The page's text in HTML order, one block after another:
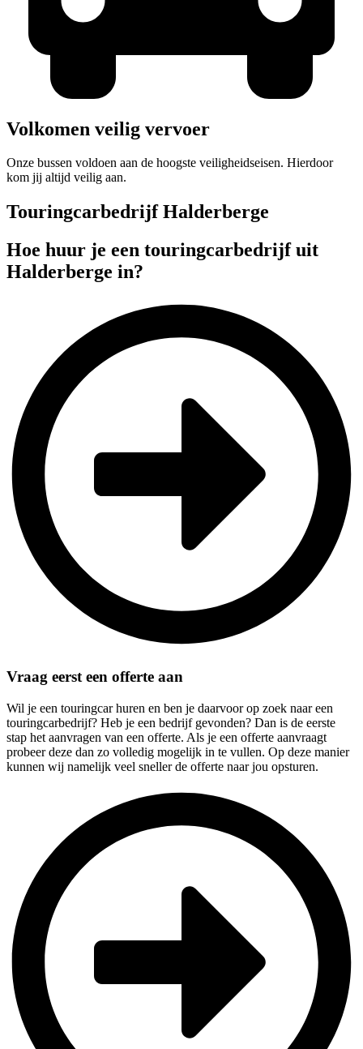
Volkomen veilig vervoer
Onze bussen voldoen aan de hoogste veiligheidseisen. Hierdoor
kom jij altijd veilig aan.
Touringcarbedrijf Halderberge
Hoe huur je een touringcarbedrijf uit
Halderberge in?
Vraag eerst een offerte aan
Wil je een touringcar huren en ben je daarvoor op zoek naar een
touringcarbedrijf? Heb je een bedrijf gevonden? Dan is de eerste
stap het aanvragen van een offerte. Als je een offerte aanvraagt
probeer deze dan zo volledig mogelijk in te vullen. Op deze manier
kunnen wij namelijk veel sneller de offerte naar jou opsturen.